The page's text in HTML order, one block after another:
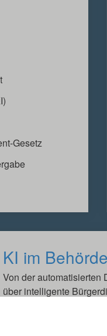
Gesetz
KI im
Von der automatisierten
über intelligente